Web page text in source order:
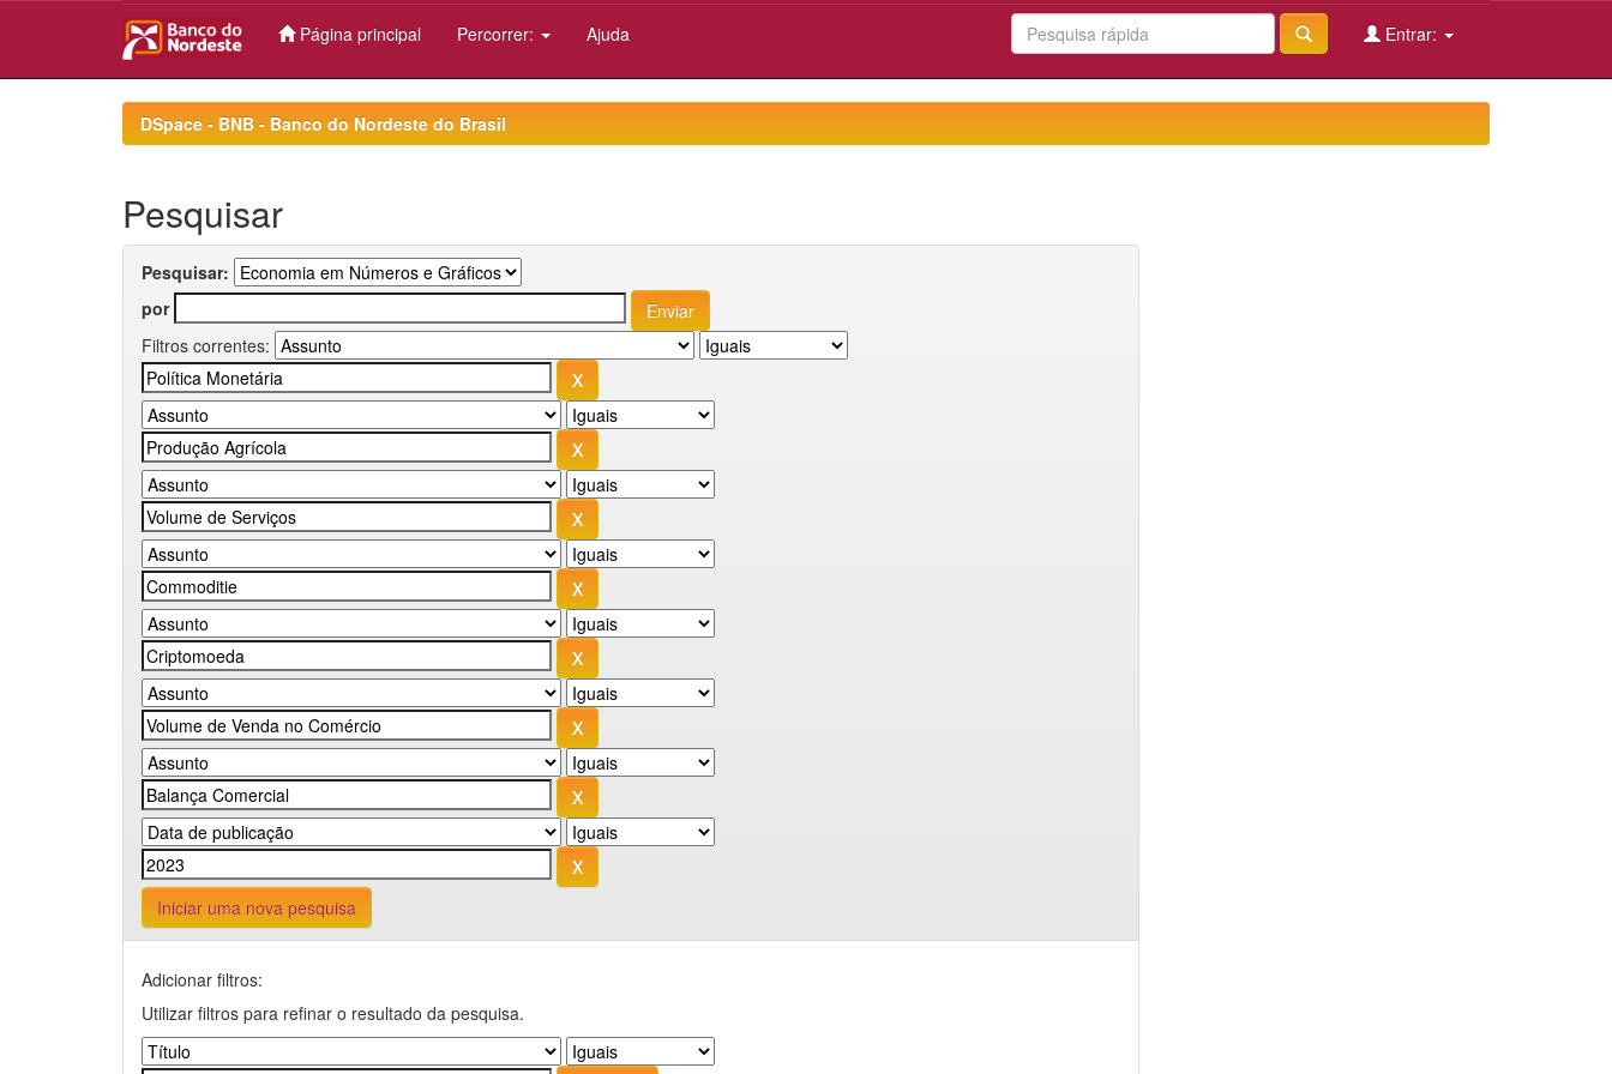
Página principal Percorrer: Ajuda Entrar:
DSpace - BNB - Banco do Nordeste do Brasil
Pesquisar
Pesquisar:
por
Filtros correntes:
Iniciar uma nova pesquisa
Adicionar filtros:
Utilizar filtros para refinar o resultado da pesquisa.